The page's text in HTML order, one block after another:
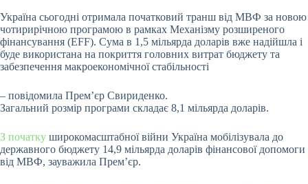
Україна сьогодні отримала початковий транш від МВФ за новою
чотирирічною програмою в рамках Механізму розширеного
фінансування (EFF). Сума в 1,5 мільярда доларів вже надійшла і
буде використана на покриття головних витрат бюджету та
забезпечення макроекономічної стабільності
– повідомила Прем’єр Свириденко.
Загальний розмір програми складає 8,1 мільярда доларів.
З початку широкомасштабної війни Україна мобілізувала до
державного бюджету 14,9 мільярда доларів фінансової допомоги
від МВФ, зауважила Прем’єр.